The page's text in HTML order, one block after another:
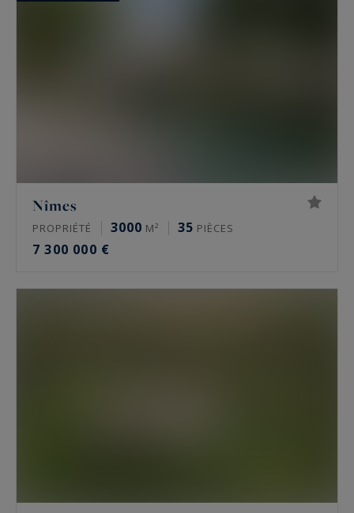
Nîmes
PROPRIÉTÉ 3000 M² 35 PIÈCES
7 300 000 €